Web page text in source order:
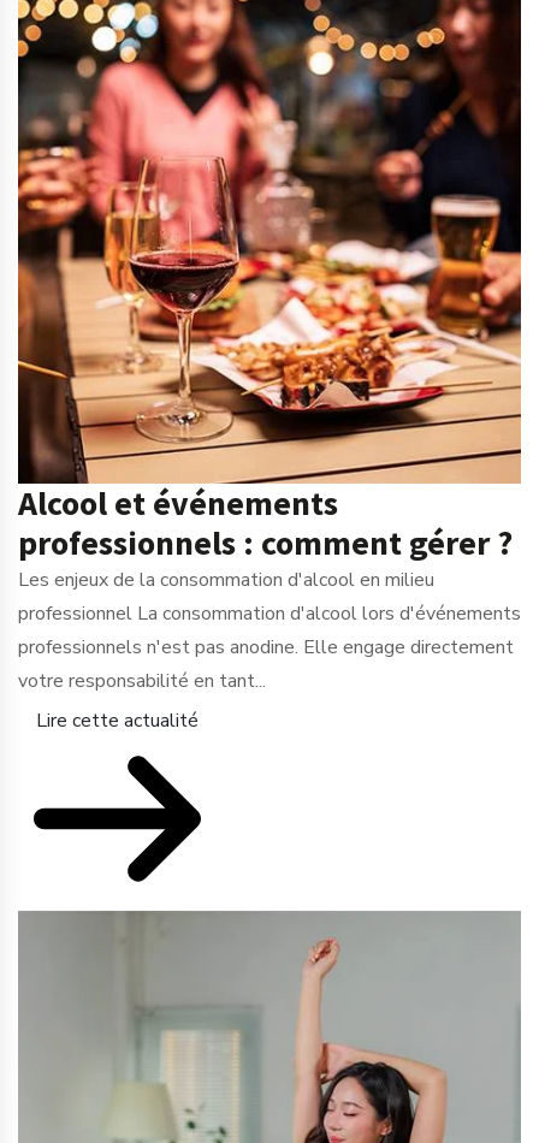
Alcool et événements
professionnels : comment gérer ?
Les enjeux de la consommation d'alcool en milieu
professionnel La consommation d'alcool lors d'événements
professionnels n'est pas anodine. Elle engage directement
votre responsabilité en tant...
Lire cette actualité